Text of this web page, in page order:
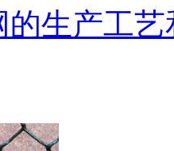
的生产工艺